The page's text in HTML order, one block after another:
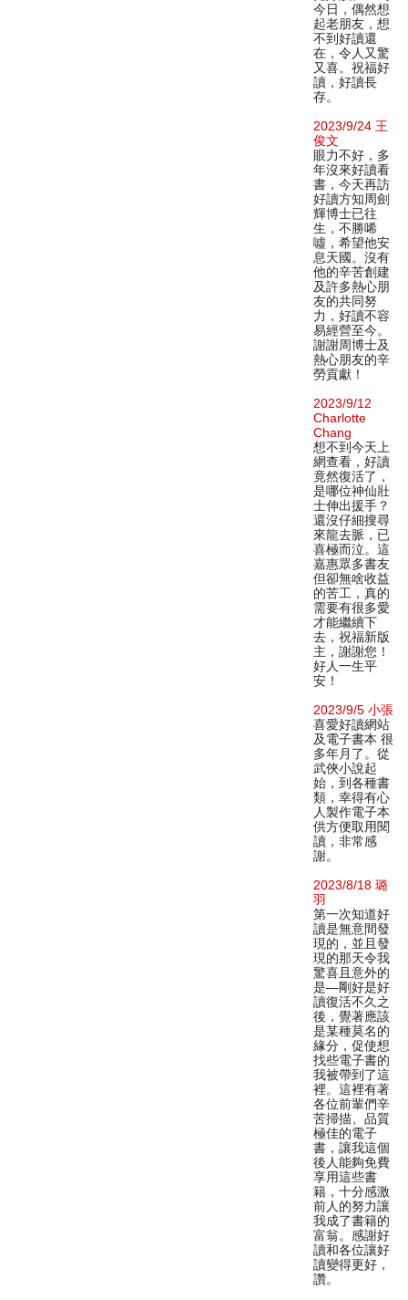
今日，偶然想
起老朋友，想
不到好讀還
在，令人又驚
又喜。祝福好
讀，好讀長
存。
2023/9/24 王
俊文
眼力不好，多
年沒來好讀看
書，今天再訪
好讀方知周劍
輝博士已往
生，不勝唏
噓，希望他安
息天國。沒有
他的辛苦創建
及許多熱心朋
友的共同努
力，好讀不容
易經營至今。
謝謝周博士及
熱心朋友的辛
勞貢獻！
2023/9/12
Charlotte
Chang
想不到今天上
網查看，好讀
竟然復活了，
是哪位神仙壯
士伸出援手？
還沒仔細搜尋
來龍去脈，已
喜極而泣。這
嘉惠眾多書友
但卻無啥收益
的苦工，真的
需要有很多愛
才能繼續下
去，祝福新版
主，謝謝您！
好人一生平
安！
2023/9/5 小張
喜愛好讀網站
及電子書本 很
多年月了。從
武俠小說起
始，到各種書
類，幸得有心
人製作電子本
供方便取用閱
讀，非常感
謝。
2023/8/18 璐
羽
第一次知道好
讀是無意間發
現的，並且發
現的那天令我
驚喜且意外的
是—剛好是好
讀復活不久之
後，覺著應該
是某種莫名的
緣分，促使想
找些電子書的
我被帶到了這
裡。這裡有著
各位前輩們辛
苦掃描、品質
極佳的電子
書，讓我這個
後人能夠免費
享用這些書
籍，十分感激
前人的努力讓
我成了書籍的
富翁。感謝好
讀和各位讓好
讀變得更好，
讚。